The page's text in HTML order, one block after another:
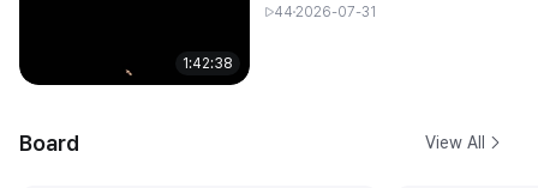
1:42:38
44 2026-07-31
Board View All